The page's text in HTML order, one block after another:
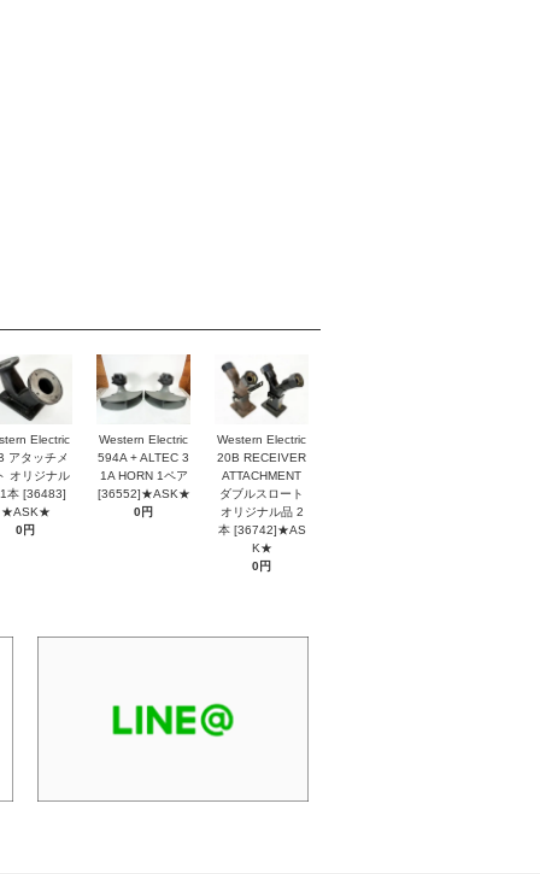
Electric
アタッチメ
オリジナル
本 [36483]
★ASK★
0円
Western Electric
594A + ALTEC 3
1A HORN 1ペア
[36552]★ASK★
0円
Western Electric
20B RECEIVER
ATTACHMENT
ダブルスロート
オリジナル品 2
本 [36742]★AS
K★
0円